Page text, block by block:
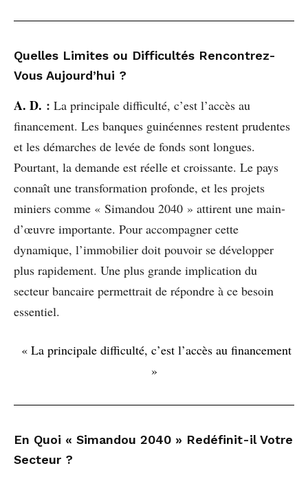
Quelles Limites ou Difficultés Rencontrez-
Vous Aujourd’hui ?
A. D. : La principale difficulté, c’est l’accès au
financement. Les banques guinéennes restent prudentes
et les démarches de levée de fonds sont longues.
Pourtant, la demande est réelle et croissante. Le pays
connaît une transformation profonde, et les projets
miniers comme « Simandou 2040 » attirent une main-
d’œuvre importante. Pour accompagner cette
dynamique, l’immobilier doit pouvoir se développer
plus rapidement. Une plus grande implication du
secteur bancaire permettrait de répondre à ce besoin
essentiel.
« La principale difficulté, c’est l’accès au financement
»
En Quoi « Simandou 2040 » Redéfinit-il Votre
Secteur ?